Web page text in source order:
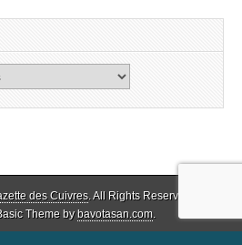
des Cuivres. All Rights Reserved.
Theme bybavotasan.com.